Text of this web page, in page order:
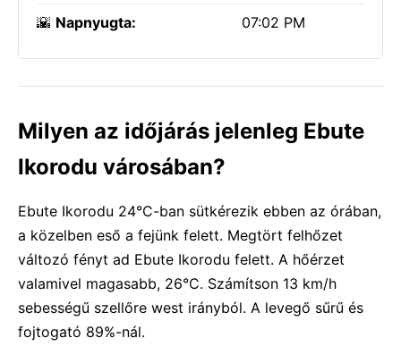
🌇 Napnyugta: 07:02 PM
Milyen az időjárás jelenleg Ebute
Ikorodu városában?
Ebute Ikorodu 24°C-ban sütkérezik ebben az órában,
a közelben eső a fejünk felett. Megtört felhőzet
változó fényt ad Ebute Ikorodu felett. A hőérzet
valamivel magasabb, 26°C. Számítson 13 km/h
sebességű szellőre west irányból. A levegő sűrű és
fojtogató 89%-nál.